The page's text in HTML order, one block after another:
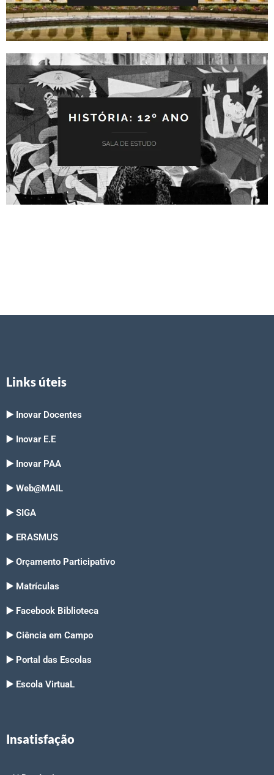
Links úteis
▶️ Inovar Docentes
▶️ Inovar E.E
▶️ Inovar PAA
▶️ Web@MAIL
▶️ SIGA
▶️ ERASMUS
▶️ Orçamento Participativo
▶️ Matrículas
▶️ Facebook Biblioteca
▶️ Ciência em Campo
▶️ Portal das Escolas
▶️ Escola VirtuaL
Insatisfação